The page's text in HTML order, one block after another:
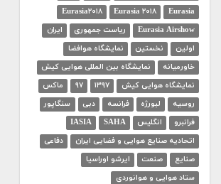
Eurasia۲۰۱۸
Eurasia ۲۰۱۸
Eurasia
Eurasia Airshow
ریاست جمهوری
ایران
اولین
نخستین
نمایشگاه هوافضا
خاورمیانه
نمایشگاه بین المللی هوایی کیش
نمایشگاه هوایی کیش
۱۳۹۷ ۹۷
ماکس
روسیه
لبورژه فرانسه دبی
سنگاپور
فرانبرو
انگلیس IASIA
SAHA
اتحادیه صنایع هوایی و فضایی ایران
دفاعی
صنایع
صنعت
ایرشو اوراسیا
ستاد هوایی و هوانوردی